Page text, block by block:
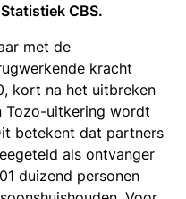
CBS.
met de
kracht
kort na het uitbreken
Tozo-uitkering wordt
betekent dat partners
als ontvanger
duizend personen